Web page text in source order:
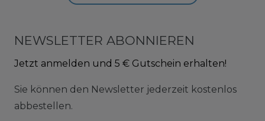
NEWSLETTER ABONNIEREN
Jetzt anmelden und 5 € Gutschein erhalten!
Sie können den Newsletter jederzeit kostenlos
abbestellen.